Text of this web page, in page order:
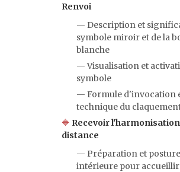
Renvoi
— Description et
symbole miroir et de la
blanche
— Visualisation et
symbole
— Formule d'invocation
technique du
🔷 Recevoir
distance
— Préparation et posture
intérieure pour accueillir